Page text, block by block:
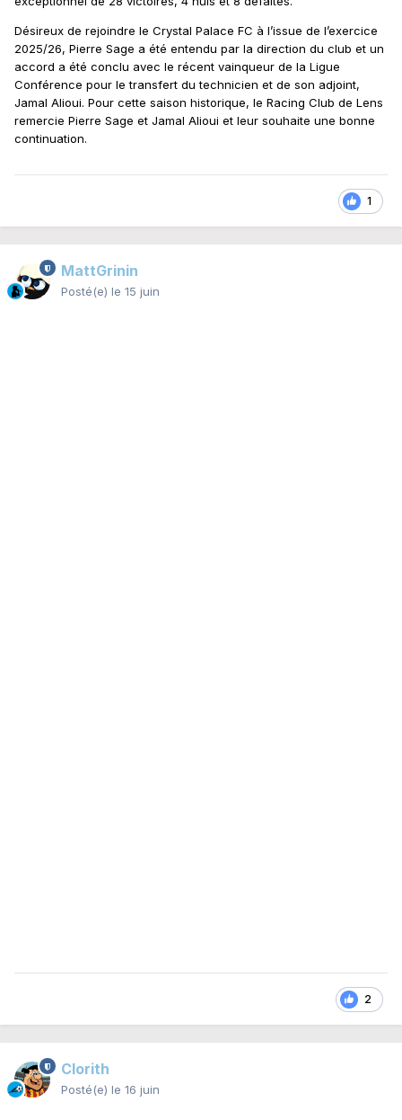
Désireux de rejoindre le Crystal Palace FC à l’issue de l’exercice
2025/26, Pierre Sage a été entendu par la direction du club et un
accord a été conclu avec le récent vainqueur de la Ligue
Conférence pour le transfert du technicien et de son adjoint,
Jamal Alioui. Pour cette saison historique, le Racing Club de Lens
remercie Pierre Sage et Jamal Alioui et leur souhaite une bonne
continuation.
1
MattGrinin
Posté(e) le 15 juin
2
Clorith
Posté(e) le 16 juin